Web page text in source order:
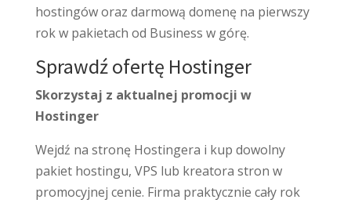
hostingów oraz darmową domenę na pierwszy
rok w pakietach od Business w górę.
Sprawdź ofertę Hostinger
Skorzystaj z aktualnej promocji w
Hostinger
Wejdź na stronę Hostingera i kup dowolny
pakiet hostingu, VPS lub kreatora stron w
promocyjnej cenie. Firma praktycznie cały rok